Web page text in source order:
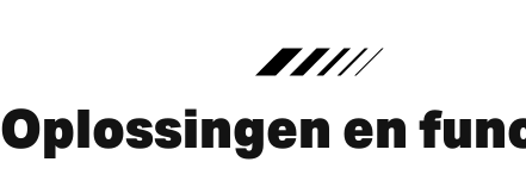
Oplossingen en